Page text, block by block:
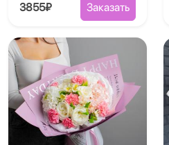
3855₽ Заказать